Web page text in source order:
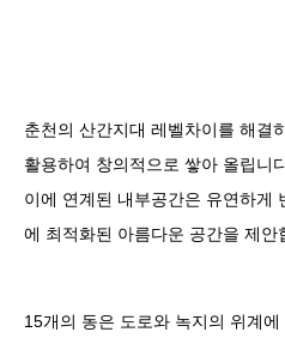
춘천의 산간지대 레벨차이를 해결
활용하여 창의적으로 쌓아 올립니
이에 연계된 내부공간은 유연하게
에 최적화된 아름다운 공간을 제안
15개의 동은 도로와 녹지의 위계